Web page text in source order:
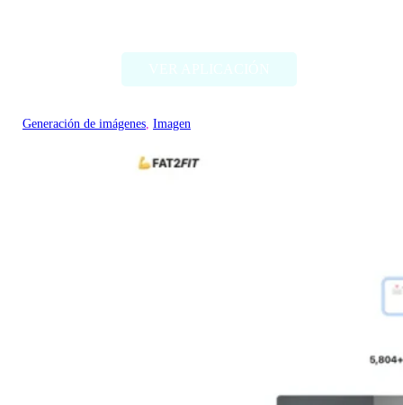
Generación de imágenes, Imagen